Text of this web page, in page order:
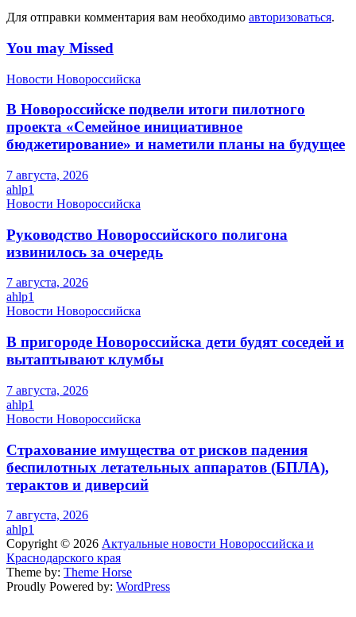
Для отправки комментария вам необходимо авторизоваться.
You may Missed
Новости Новороссийска
В Новороссийске подвели итоги пилотного
проекта «Семейное инициативное
бюджетирование» и наметили планы на будущее
7 августа, 2026
ahlp1
Новости Новороссийска
Руководство Новороссийского полигона
извинилось за очередь
7 августа, 2026
ahlp1
Новости Новороссийска
В пригороде Новороссийска дети будят соседей и
вытаптывают клумбы
7 августа, 2026
ahlp1
Новости Новороссийска
Страхование имущества от рисков падения
беспилотных летательных аппаратов (БПЛА),
терактов и диверсий
7 августа, 2026
ahlp1
Copyright © 2026 Актуальные новости Новороссийска и
Краснодарского края
Theme by: Theme Horse
Proudly Powered by: WordPress